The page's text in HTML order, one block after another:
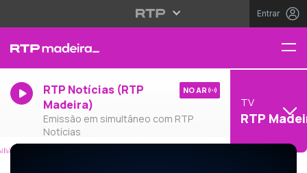
Entrar
RTP Notícias (RTP
Madeira)
Emissão em simultâneo com RTP
Notícias
NO AR
TV
RTP